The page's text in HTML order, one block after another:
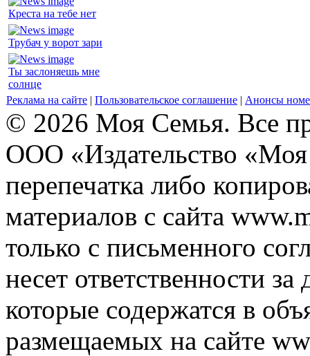
Креста на тебе нет
Трубач у ворот зари
Ты заслоняешь мне
солнце
Реклама на сайте | Пользовательское соглашение | Анонсы
© 2026 Моя Семья. Все
ООО «Издательство
перепечатка либо
материалов с сайта
только с письменного
несет ответственности
которые содержатся в
размещаемых на сайте